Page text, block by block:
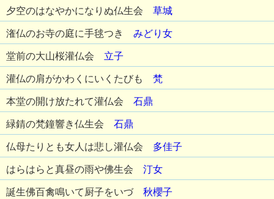
夕空のはなやかになりぬ仏生会 草城
潅仏のお寺の庭に手毬つき みどり女
堂前の大山桜灌仏会 立子
灌仏の肩がかわくにいくたびも 梵
本堂の開け放たれて灌仏会 石鼎
緑錆の梵鐘響き仏生会 石鼎
仏母たりとも女人は悲し灌仏会 多佳子
はらはらと真昼の雨や佛生会 汀女
誕生佛百禽鳴いて厨子をいづ 秋櫻子